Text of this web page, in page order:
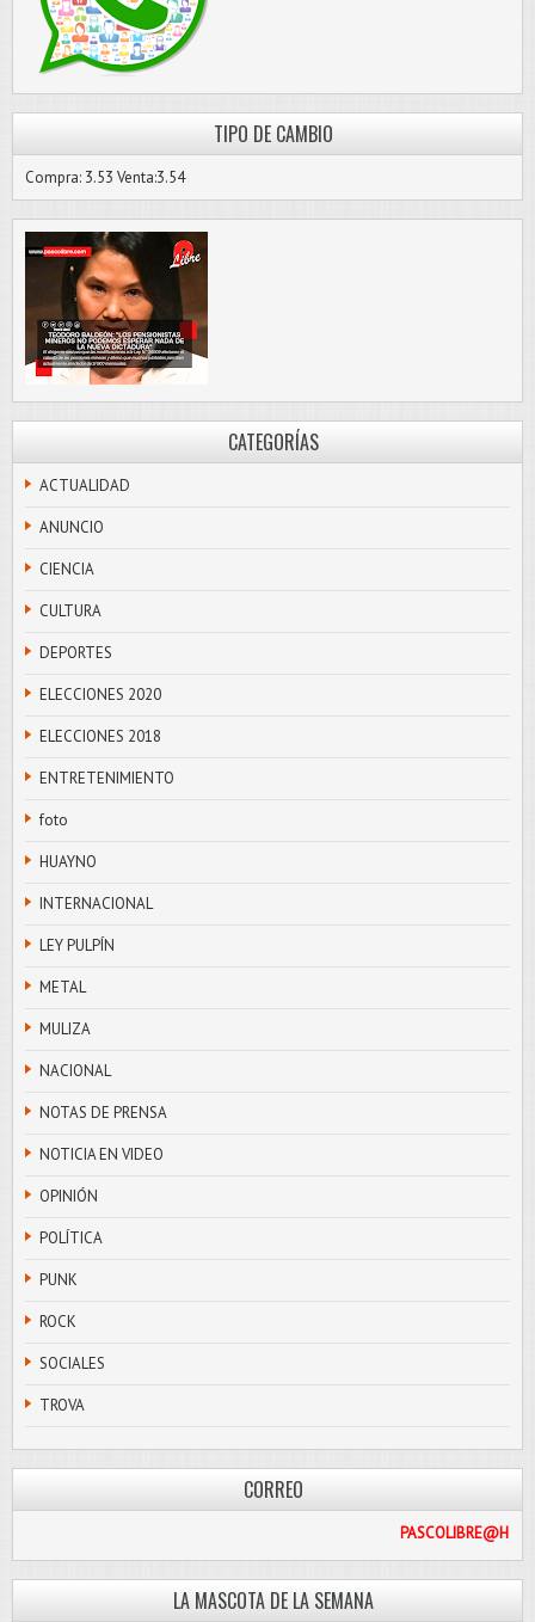
TIPO DE CAMBIO
Compra: 3.53 Venta:3.54
CATEGORÍAS
ACTUALIDAD
ANUNCIO
CIENCIA
CULTURA
DEPORTES
ELECCIONES 2020
ELECCIONES 2018
ENTRETENIMIENTO
foto
HUAYNO
INTERNACIONAL
LEY PULPÍN
METAL
MULIZA
NACIONAL
NOTAS DE PRENSA
NOTICIA EN VIDEO
OPINIÓN
POLÍTICA
PUNK
ROCK
SOCIALES
TROVA
CORREO
LA MASCOTA DE LA SEMANA